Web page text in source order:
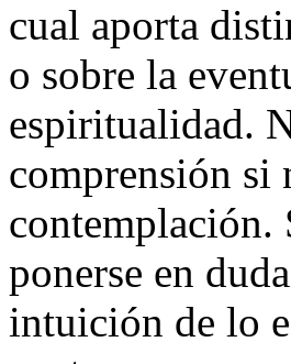
cual aporta
o sobre la
espiritualidad.
comprensión si
contemplación.
ponerse en
intuición de lo